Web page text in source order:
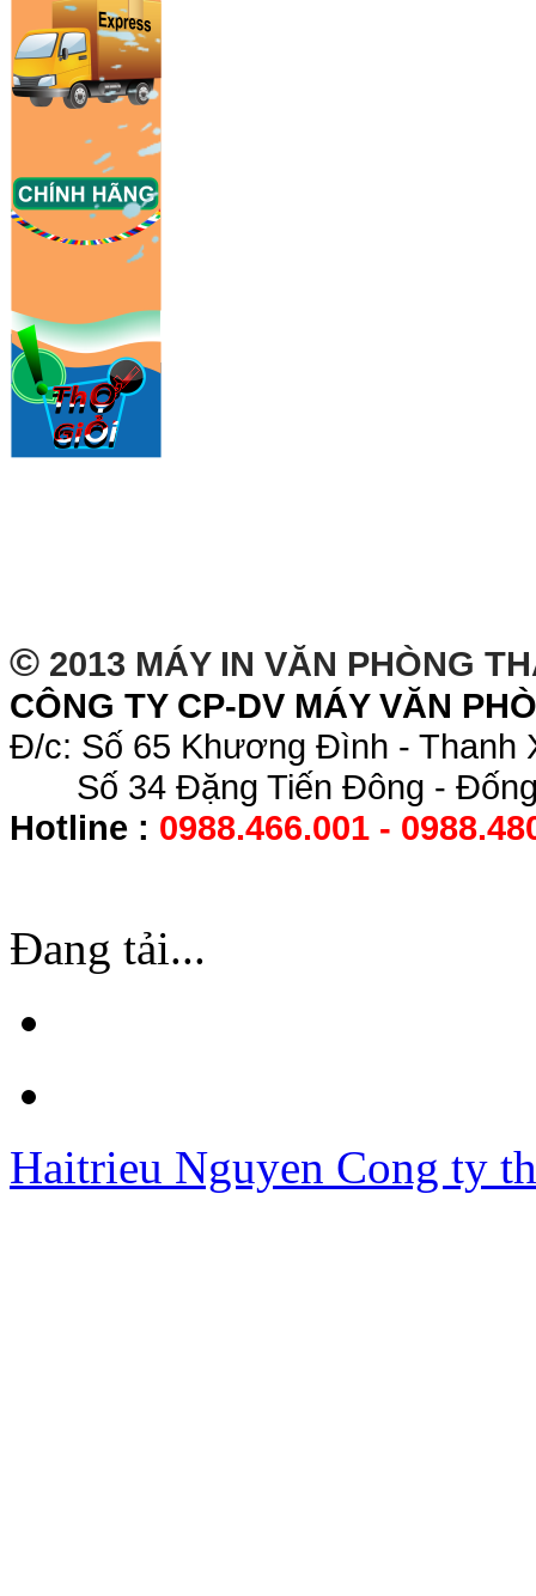
© 2013 MÁY IN VĂN PHÒNG
CÔNG TY CP-DV MÁY VĂN
Đ/c: Số 65 Khương Đình - Thanh
Số 34 Đặng Tiến Đông -
Hotline : 0988.466.001 -
Đang tải...
Haitrieu Nguyen Cong ty